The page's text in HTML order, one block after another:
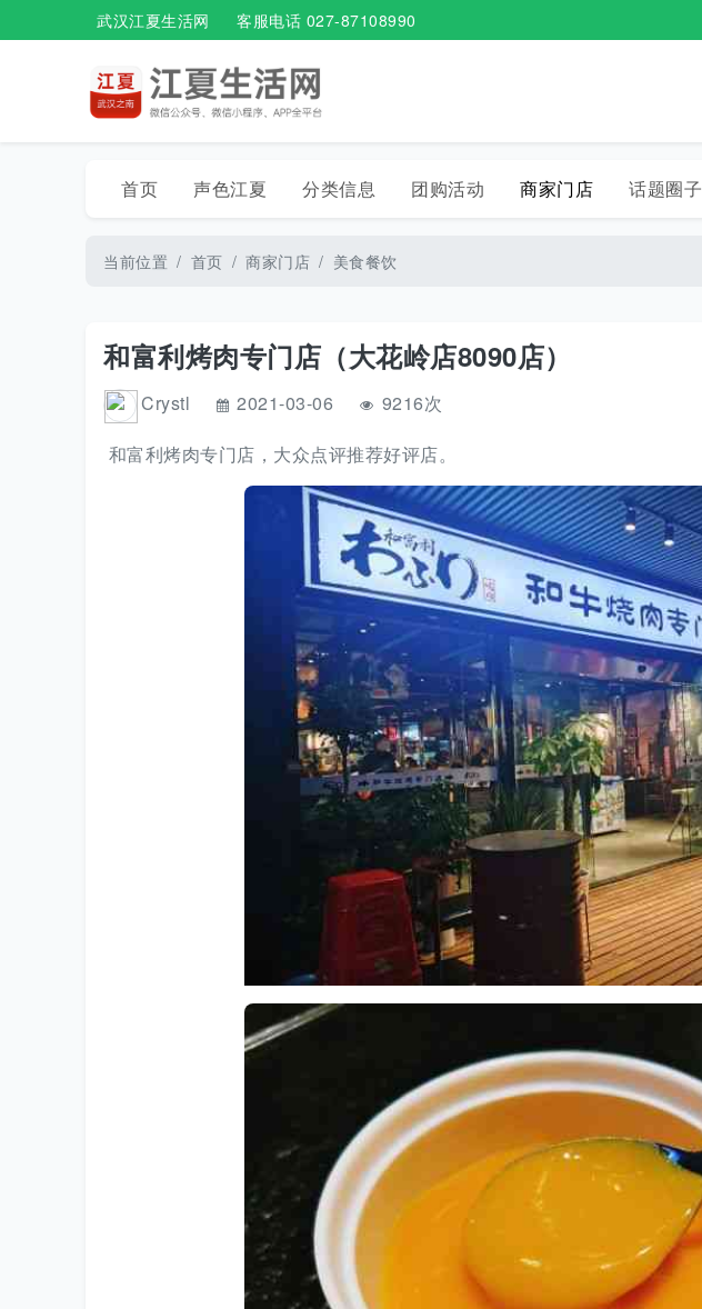
武汉江夏生活网 客服电话 027-87108990
首页 声色江夏 分类信息 团购活动 商家门店 话题圈子
当前位置 首页 商家门店 美食餐饮
和富利烤肉专门店（大花岭店8090店）
Crystl 2021-03-06
9216次
和富利烤肉专门店，大众点评推荐好评店。